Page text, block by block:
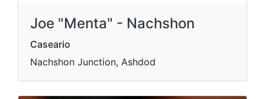
Joe "Menta" - Nachshon
Caseario
Nachshon Junction, Ashdod